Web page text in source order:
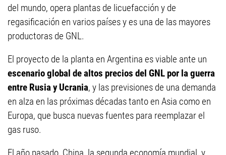
del mundo, opera plantas de licuefacción y de
regasificación en varios países y es una de las mayores
productoras de GNL.
El proyecto de la planta en Argentina es viable ante un
escenario global de altos precios del GNL por la guerra
entre Rusia y Ucrania, y las previsiones de una demanda
en alza en las próximas décadas tanto en Asia como en
Europa, que busca nuevas fuentes para reemplazar el
gas ruso.